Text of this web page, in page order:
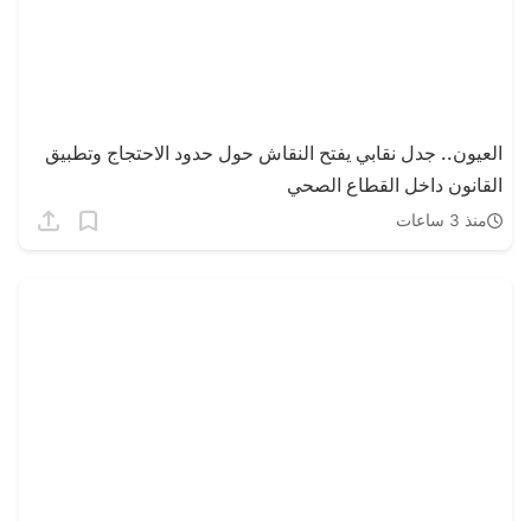
العيون.. جدل نقابي يفتح النقاش حول حدود الاحتجاج وتطبيق
القانون داخل القطاع الصحي
منذ 3 ساعات